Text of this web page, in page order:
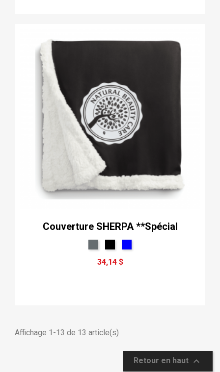
Couverture SHERPA **Spécial
34,14 $
Affichage 1-13 de 13 article(s)
Retour en haut 